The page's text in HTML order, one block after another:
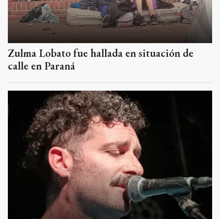
Zulma Lobato fue hallada en situación de
calle en Paraná